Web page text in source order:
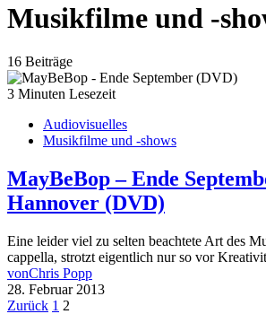
Musikfilme und -
16 Beiträge
3 Minuten Lesezeit
Audiovisuelles
Musikfilme und -shows
MayBeBop – Ende
Hannover (DVD)
Eine leider viel zu selten beachtete Art des
cappella, strotzt eigentlich nur so vor
vonChris Popp
28. Februar 2013
Seitennummerierung
Zurück 1 2